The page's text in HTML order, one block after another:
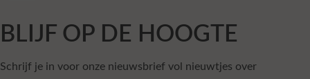
BLIJF OP DE HOOGTE
Schrijf je in voor onze nieuwsbrief vol nieuwtjes over